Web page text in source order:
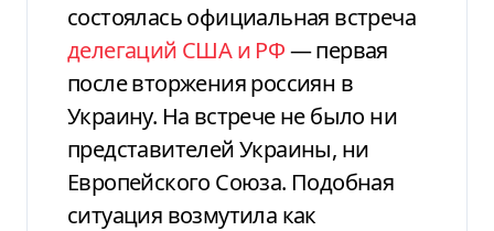
состоялась официальная встреча
делегаций США и РФ— первая
после вторжения россиян в
Украину. На встрече не было ни
представителей Украины, ни
Европейского Союза. Подобная
ситуация возмутила как